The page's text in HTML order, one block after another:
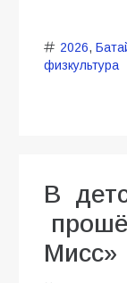
2026,
физкультура
В
Мисс»